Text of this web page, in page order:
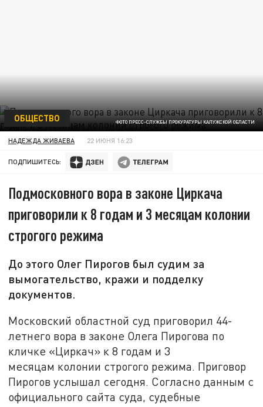
ФОТО ПРЕСС-СЛУЖБЫ ПРОКУРАТУРЫ КАЛУЖСКОЙ ОБЛАСТИ
ОБЩЕСТВО
НАДЕЖДА ЖИВАЕВА 22 ИЮНЯ 16:23
ПОДПИШИТЕСЬ:
Подмосковного вора в законе Циркача
приговорили к 8 годам и 3 месяцам колонии
строгого режима
До этого Олег Пирогов был судим за
вымогательство, кражи и подделку
документов.
Московский областной суд приговорил 44-
летнего вора в законе Олега Пирогова по
кличке «Циркач» к 8 годам и 3
месяцам колонии строгого режима. Приговор
Пирогов услышал сегодня. Согласно данным с
официального сайта суда, судебные